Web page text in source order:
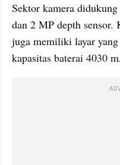
Sektor kamera
dan 2 MP depth sensor.
juga memiliki layar
kapasitas baterai 4030